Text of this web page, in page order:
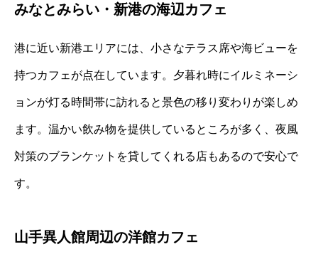
みなとみらい・新港の海辺カフェ
港に近い新港エリアには、小さなテラス席や海ビューを
持つカフェが点在しています。夕暮れ時にイルミネーシ
ョンが灯る時間帯に訪れると景色の移り変わりが楽しめ
ます。温かい飲み物を提供しているところが多く、夜風
対策のブランケットを貸してくれる店もあるので安心で
す。
山手異人館周辺の洋館カフェ